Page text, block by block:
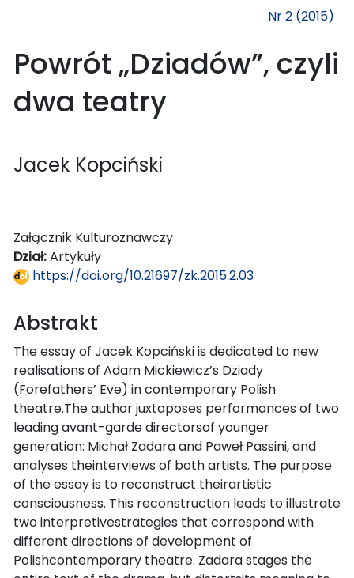
Nr 2 (2015)
Powrót „Dziadów”, czyli
dwa teatry
Jacek Kopciński
Załącznik Kulturoznawczy
Dział:Artykuły
https://doi.org/10.21697/zk.2015.2.03
Abstrakt
The essay of Jacek Kopciński is dedicated to new
realisations of Adam Mickiewicz’s Dziady
(Forefathers’ Eve) in contemporary Polish
theatre.The author juxtaposes performances of two
leading avant-garde directorsof younger
generation: Michał Zadara and Paweł Passini, and
analyses theinterviews of both artists. The purpose
of the essay is to reconstruct theirartistic
consciousness. This reconstruction leads to illustrate
two interpretivestrategies that correspond with
different directions of development of
Polishcontemporary theatre. Zadara stages the